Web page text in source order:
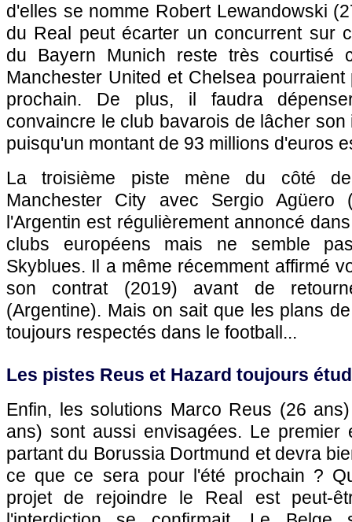
d'elles se nomme Robert Lewandowski
du Real peut écarter un concurrent sur
du Bayern Munich reste très courtisé
Manchester United et Chelsea
prochain. De plus, il faudra
convaincre le club bavarois de lâcher
puisqu'un montant de 93 millions d'euros
La troisième piste mène du côté
Manchester City avec Sergio Agüero
l'Argentin est régulièrement annoncé
clubs européens mais ne semble
Skyblues. Il a même récemment affirmé
son contrat (2019) avant de
(Argentine). Mais on sait que les plans
toujours respectés dans le football...
Les pistes Reus et Hazard toujours
Enfin, les solutions Marco Reus (26
ans) sont aussi envisagées. Le premier
partant du Borussia Dortmund et devra
ce que ce sera pour l'été prochain ?
projet de rejoindre le Real est peut-